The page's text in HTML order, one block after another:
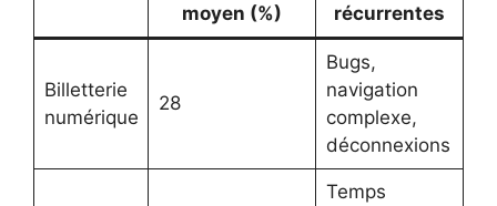
moyen (%)
récurrentes
Billetterie
numérique
28
Bugs,
navigation
complexe,
déconnexions
Temps